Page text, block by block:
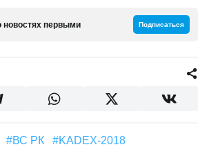
новостях первыми Подписаться
#ВС РК #KADEX-2018